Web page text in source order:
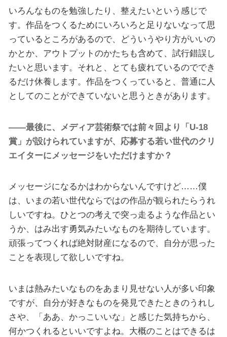
いろんなものを勉強したり、整えたいという感じで
す。作品をつくるためにいろいろと足りないなって思
っているところがあるので、どういうやり方がいいの
かとか、アウトプットのかたちも含めて、試行錯誤し
たいと思います。それと、とても疲れているのででき
るだけ休養します。作品をつくっていると、普通に人
としてのことができていないと思うときがあります。
――最後に、メディア芸術祭では前々回より「U-18
賞」が設けられていますが、応募する若い世代のクリ
エイターにメッセージをいただけますか？
メッセージになるかはわからないんですけど……僕
は、いまの若い世代ならではの作品が観られたらうれ
しいですね。ひとつの考えで突っ走るような作品とい
うか、はみ出す勇気みたいなものを期待しています。
頑張ってつくれば絶対財産になるので、自分が思った
ことを表現して欲しいですね。
いまは熱みたいなものをあまり見せない人が多い印象
ですが、自分が好きなものを発見できたときのうれし
さや、「ああ、かっこいいな」と感じた気持ちから、
何かつくれるといいですよね。大概のことはできるは